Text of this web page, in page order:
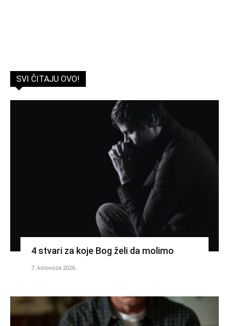
SVI ČITAJU OVO!
4 stvari za koje Bog želi da molimo
7. kolovoza 2026.